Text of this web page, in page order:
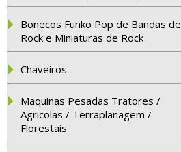
Bonecos Funko Pop de Bandas de
Rock e Miniaturas de Rock
Chaveiros
Maquinas Pesadas Tratores /
Agricolas / Terraplanagem /
Florestais